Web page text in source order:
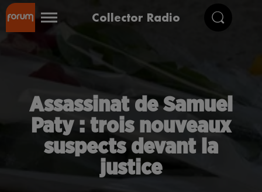
Collector Radio
Assassinat de Samuel
Paty : trois nouveaux
suspects devant la
justice